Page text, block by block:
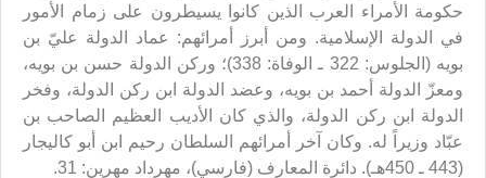
حكومة الأمراء العرب الذين كانوا يسيطرون على زمام الأمور
في الدولة الإسلامية. ومن أبرز أمرائهم: عماد الدولة عليّ بن
بويه (الجلوس: 322 ـ الوفاة: 338)؛ وركن الدولة حسن بن بويه،
ومعزّ الدولة أحمد بن بويه، وعضد الدولة ابن ركن الدولة، وفخر
الدولة ابن ركن الدولة، والذي كان الأديب العظيم الصاحب بن
عبّاد وزيراً له. وكان آخر أمرائهم السلطان رحيم ابن أبو كاليجار
(443 ـ 450هـ). دائرة المعارف (فارسي)، مهرداد مهرين: 31.